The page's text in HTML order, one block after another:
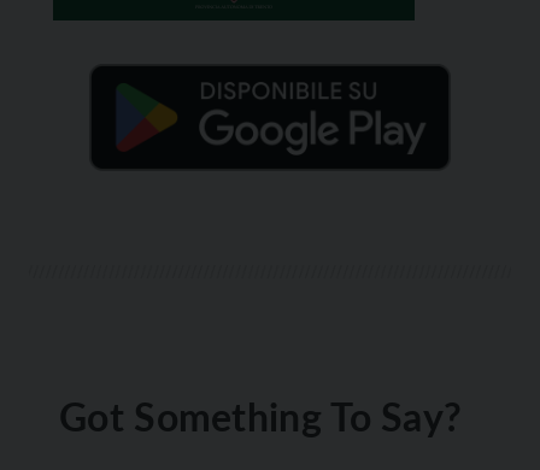
Got Something To Say?